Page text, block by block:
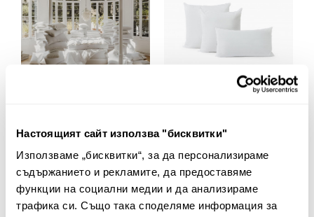
Настоящият сайт използва "бисквитки"
Използваме „бисквитки“, за да персонализираме
съдържанието и рекламите, да предоставяме
функции на социални медии и да анализираме
трафика си. Също така споделяме информация за
Възглавница-пълнеж за
декоративна калъфка
Marte
10.00€ 19.56лв.
декоративна калъфка
Marte
13.00€ 25.43лв.